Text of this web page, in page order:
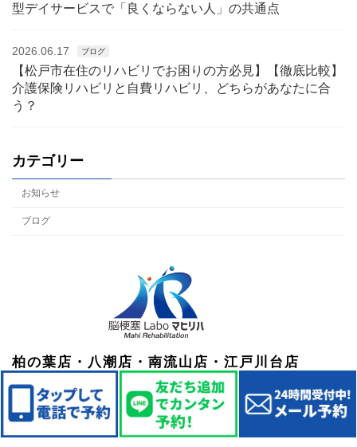
型デイサービスで「良くならない人」の共通点
2026.06.17 ブログ
【松戸市在住のリハビリでお困りの方必見】【徹底比較】
介護保険リハビリと自費リハビリ、どちらがあなたに合
う？
カテゴリー
お知らせ
ブログ
柏の葉店・八潮店・南流山店・江戸川台店